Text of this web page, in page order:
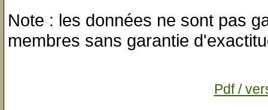
Note : les données ne sont pas
membres sans garantie
Pdf /